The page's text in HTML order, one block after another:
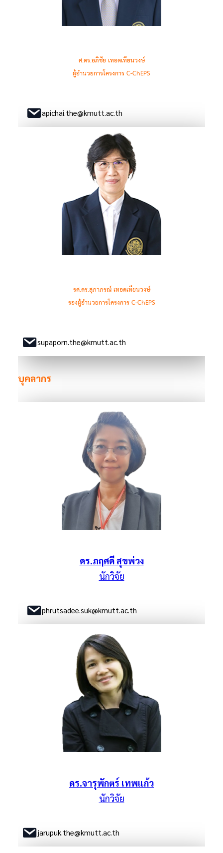
ศ.ดร.อภิชัย เทอดเทียนวงษ์
ผู้อำนวยการโครงการ C-ChEPS
apichai.the@kmutt.ac.th
รศ.ดร.สุภาภรณ์ เทอดเทียนวงษ์
รองผู้อำนวยการโครงการ C-ChEPS
supaporn.the@kmutt.ac.th
บุคลากร
ดร.ภฤศดี สุขพ่วง
นักวิจัย
phrutsadee.suk@kmutt.ac.th
ดร.จารุพักตร์ เทพแก้ว
นักวิจัย
jarupuk.the@kmutt.ac.th